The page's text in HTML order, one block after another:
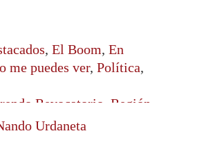
, El Boom, En
me puedes ver, Política,
Revocatorio Región
Urdaneta